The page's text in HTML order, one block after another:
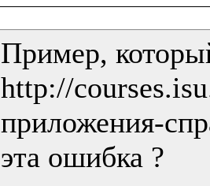
Пример,
http://
приложения-
эта ошибка ?